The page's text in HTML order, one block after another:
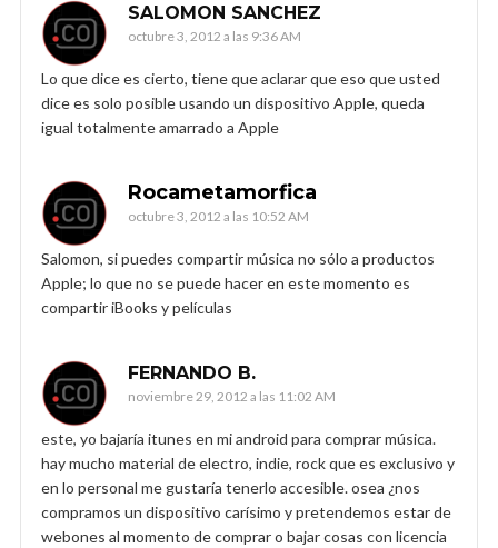
SALOMON SANCHEZ
octubre 3, 2012 a las 9:36 AM
Lo que dice es cierto, tiene que aclarar que eso que usted
dice es solo posible usando un dispositivo Apple, queda
igual totalmente amarrado a Apple
Rocametamorfica
octubre 3, 2012 a las 10:52 AM
Salomon, si puedes compartir música no sólo a productos
Apple; lo que no se puede hacer en este momento es
compartir iBooks y películas
FERNANDO B.
noviembre 29, 2012 a las 11:02 AM
este, yo bajaría itunes en mi android para comprar música.
hay mucho material de electro, indie, rock que es exclusivo y
en lo personal me gustaría tenerlo accesible. osea ¿nos
compramos un dispositivo carísimo y pretendemos estar de
webones al momento de comprar o bajar cosas con licencia